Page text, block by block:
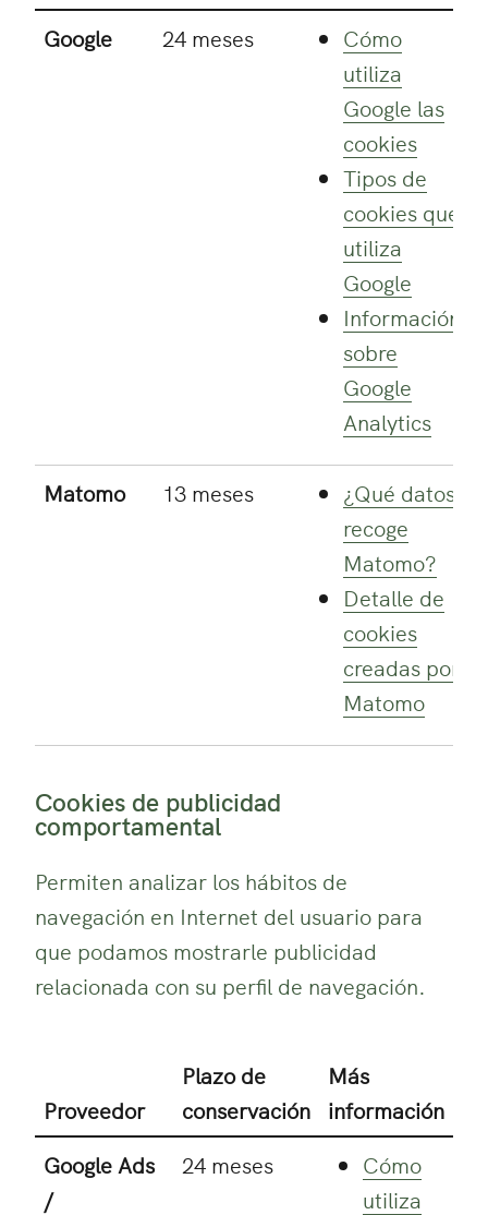
Google 24 meses
Cómo
utiliza
Google las
cookies
Tipos de
cookies que
utiliza
Google
Información
sobre
Google
Analytics
Matomo 13 meses
¿Qué datos
recoge
Matomo?
Detalle de
cookies
creadas por
Matomo
Cookies de publicidad
comportamental
Permiten analizar los hábitos de
navegación en Internet del usuario para
que podamos mostrarle publicidad
relacionada con su perfil de navegación.
Proveedor
Plazo de
conservación
Más
información
Google Ads
/
24 meses
Cómo
utiliza